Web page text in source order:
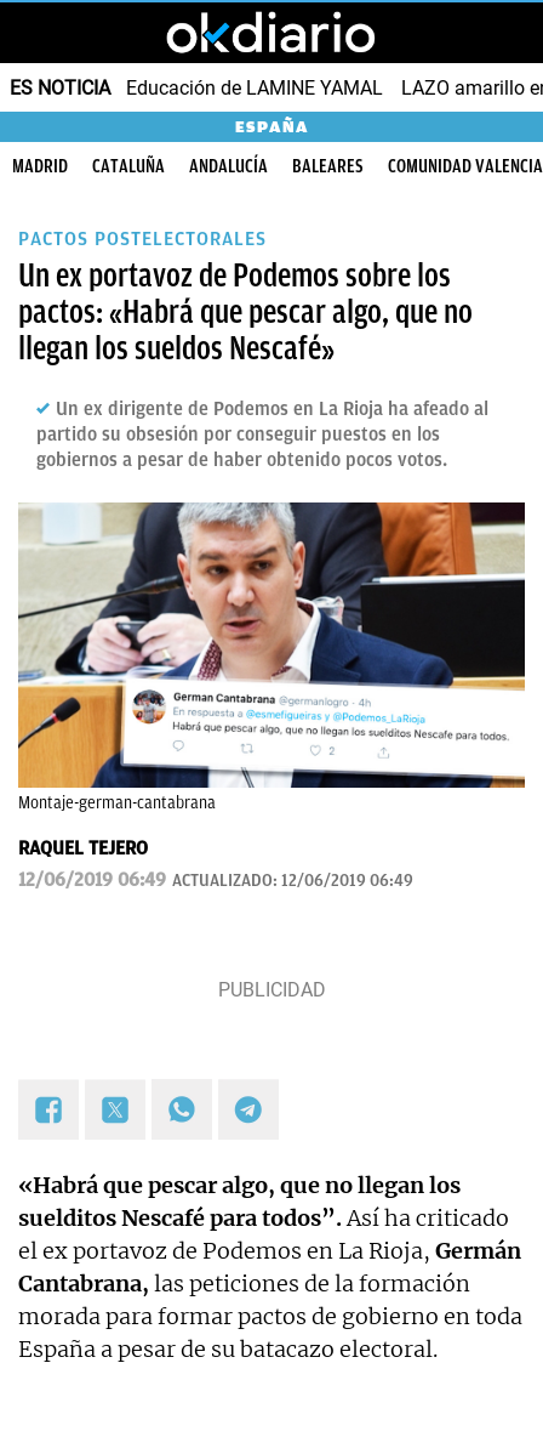
ES NOTICIA Educación de LAMINE YAMAL LAZO amarillo
ESPAÑA
MADRID CATALUÑA ANDALUCÍA BALEARES COMUNIDAD
PACTOS POSTELECTORALES
Un ex portavoz de Podemos sobre los
pactos: «Habrá que pescar algo, que no
llegan los sueldos Nescafé»
Un ex dirigente de Podemos en La Rioja ha afeado al
partido su obsesión por conseguir puestos en los
gobiernos a pesar de haber obtenido pocos votos.
Montaje-german-cantabrana
RAQUEL TEJERO
12/06/2019 06:49 ACTUALIZADO: 12/06/2019 06:49
«Habrá que pescar algo, que no llegan los
suelditos Nescafé para todos”.Así ha criticado
el ex portavoz de Podemos en La Rioja, Germán
Cantabrana, las peticiones de la formación
morada para formar pactos de gobierno en toda
España a pesar de su batacazo electoral.